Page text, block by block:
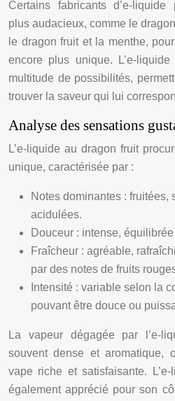
Certains fabricants d’e-
plus audacieux, comme le
le dragon fruit et la menthe,
encore plus unique. L’e-
multitude de possibilités,
trouver la saveur qui lui
Analyse des sensations
L’e-liquide au dragon fruit
unique, caractérisée par :
Notes dominantes : fruitées,
acidulées.
Douceur : intense,
Fraîcheur : agréable,
par des notes de fruits
Intensité : variable selon la
pouvant être douce ou
La vapeur dégagée par l’e-
souvent dense et aromatique,
vape riche et satisfaisante.
également apprécié pour son